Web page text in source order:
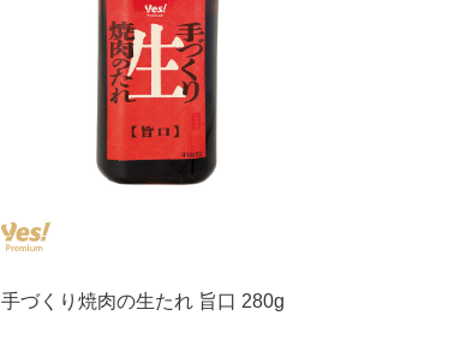
手づくり焼肉の生たれ 旨口 280g